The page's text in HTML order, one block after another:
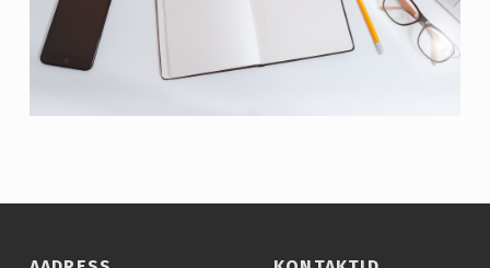
Skip back to main navigation